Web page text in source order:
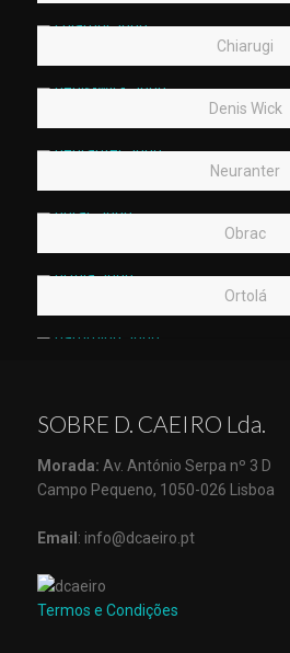
Chiarugi
Denis Wick
Neuranter
Obrac
Ortolá
SOBRE D. CAEIRO Lda.
Morada: Av. António Serpa nº 3 D
Campo Pequeno, 1050-026 Lisboa
Email : info@dcaeiro.pt
Termos e Condições